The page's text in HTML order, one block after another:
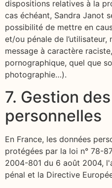
dispositions relatives à la
cas échéant, Sandra Janot
possibilité de mettre en
et/ou pénale de
message à caractère
pornographique, quel que
photographie…).
7. Gestion
personnelles
En France, les données
protégées par la loi n° 78-
2004-801 du 6 août 2004,
pénal et la Directive